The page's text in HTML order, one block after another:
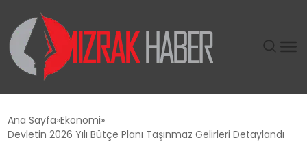
Ana Sayfa Ekonomi
Devletin 2026 Yılı Bütçe Planı Taşınmaz Gelirleri Detaylandı